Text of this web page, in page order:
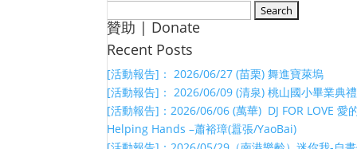
for:
贊助 | Donate
Recent Posts
[活動報告]： 2026/06/27 (苗栗) 舞進寶萊塢
[活動報告]： 2026/06/09 (清泉) 桃山國小畢業典禮
[活動報告]：2026/06/06 (萬華) DJ FOR LOVE 愛
Helping Hands –蕭裕璋(囂張/YaoBai)